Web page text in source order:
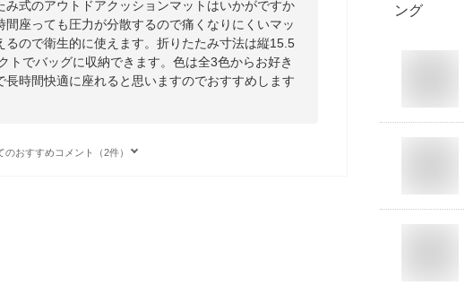
式のアウトドアクッションマットはいかがですか
座っても圧力が分散するので痛くなりにくいマッ
ので衛生的に使えます。折りたたみ寸法は縦15.5
トでバッグに収納できます。色は全3色からお好き
時間快適に座れると思いますのでおすすめします
のおすすめコメント（2件）
ング